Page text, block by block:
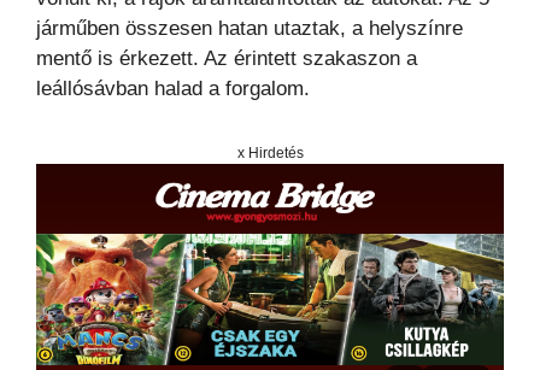
járműben összesen hatan utaztak, a helyszínre
mentő is érkezett. Az érintett szakaszon a
leállósávban halad a forgalom.
x Hirdetés